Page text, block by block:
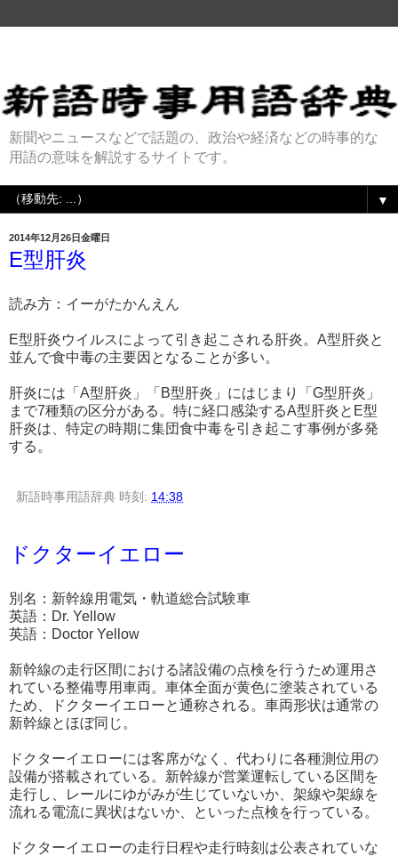
新聞やニュースなどで話題の、政治や経済などの時事的な
用語の意味を解説するサイトです。
▼
2014年12月26日金曜日
E型肝炎
読み方：イーがたかんえん
E型肝炎ウイルスによって引き起こされる肝炎。A型肝炎と
並んで食中毒の主要因となることが多い。
肝炎には「A型肝炎」「B型肝炎」にはじまり「G型肝炎」
まで7種類の区分がある。特に経口感染するA型肝炎とE型
肝炎は、特定の時期に集団食中毒を引き起こす事例が多発
する。
新語時事用語辞典 時刻: 14:38
ドクターイエロー
別名：新幹線用電気・軌道総合試験車
英語：Dr. Yellow
英語：Doctor Yellow
新幹線の走行区間における諸設備の点検を行うため運用さ
れている整備専用車両。車体全面が黄色に塗装されている
ため、ドクターイエローと通称される。車両形状は通常の
新幹線とほぼ同じ。
ドクターイエローには客席がなく、代わりに各種測位用の
設備が搭載されている。新幹線が営業運転している区間を
走行し、レールにゆがみが生じていないか、架線や架線を
流れる電流に異状はないか、といった点検を行っている。
ドクターイエローの走行日程や走行時刻は公表されていな